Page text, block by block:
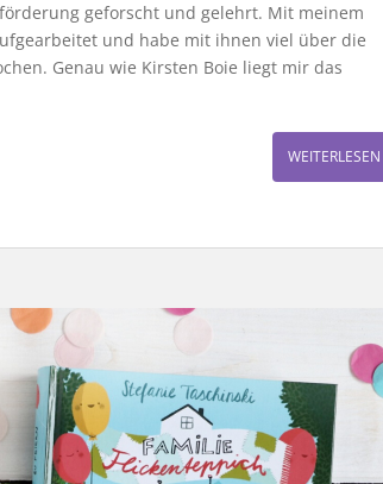
geforscht und gelehrt. Mit meinem
und habe mit ihnen viel über die
Genau wie Kirsten Boie liegt mir das
WEITERLESEN